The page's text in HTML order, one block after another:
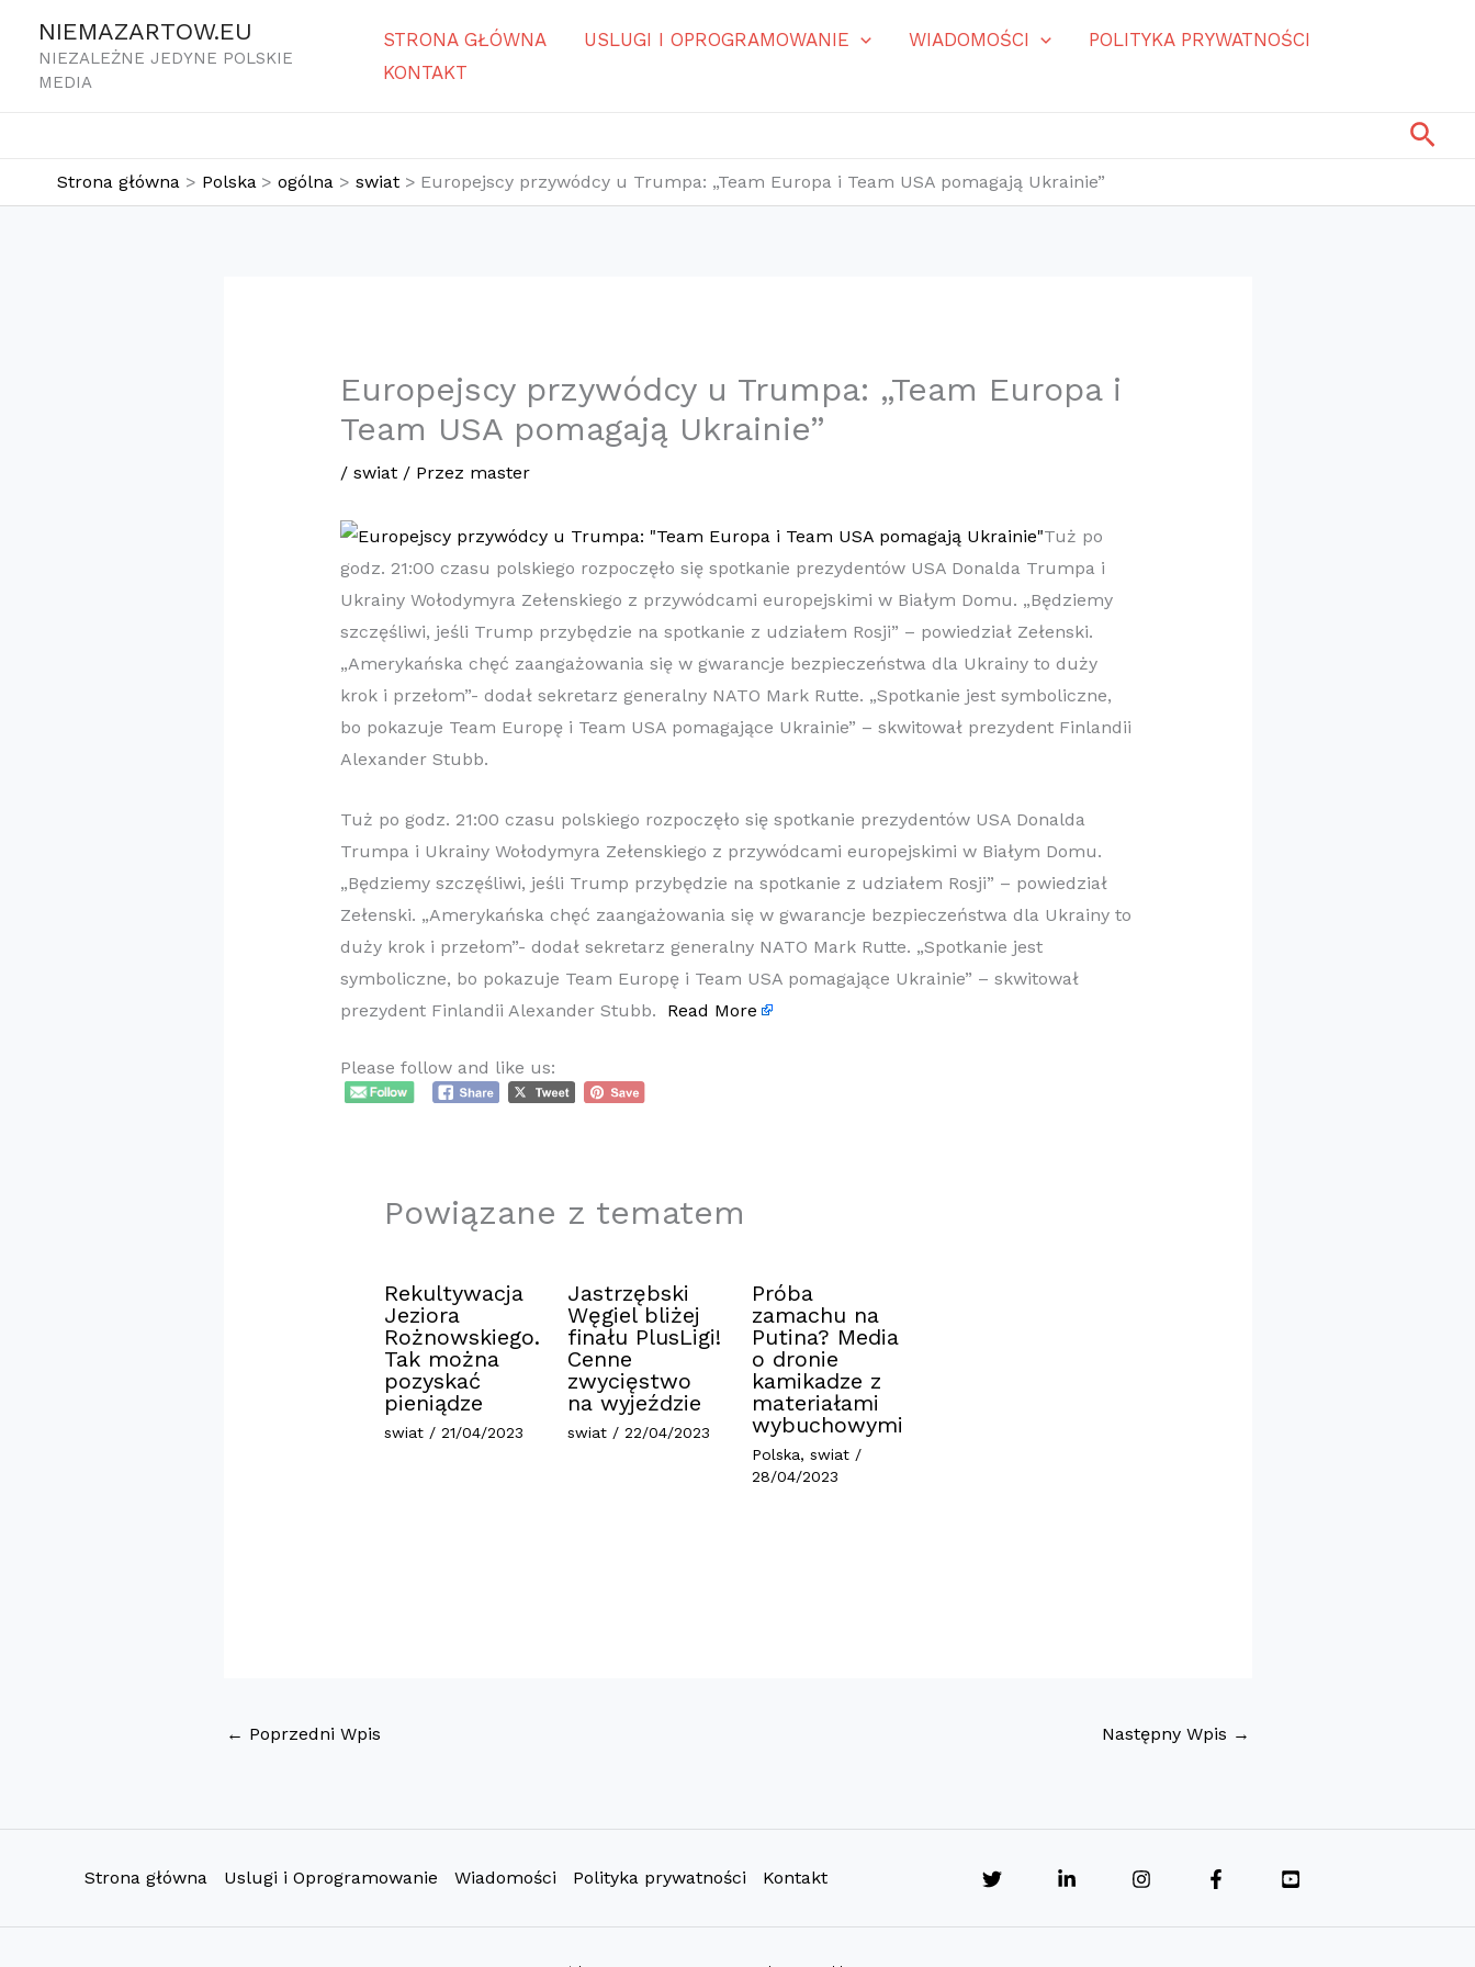
treści
NIEMAZARTOW.EU
NIEZALEŻNE JEDYNE POLSKIE
MEDIA
STRONA GŁÓWNA USLUGI I OPROGRAMOWANIE WIADOMOŚCI
POLITYKA PRYWATNOŚCI
KONTAKT
Strona główna Polska ogólna swiat Europejscy przywódcy u Trumpa: „Team Europa i Team USA pomagają Ukrainie”
Europejscy przywódcy u Trumpa: „Team Europa i
Team USA pomagają Ukrainie”
/swiat / Przez master
Tuż po
godz. 21:00 czasu polskiego rozpoczęło się spotkanie prezydentów USA Donalda Trumpa i
Ukrainy Wołodymyra Zełenskiego z przywódcami europejskimi w Białym Domu. „Będziemy
szczęśliwi, jeśli Trump przybędzie na spotkanie z udziałem Rosji” – powiedział Zełenski.
„Amerykańska chęć zaangażowania się w gwarancje bezpieczeństwa dla Ukrainy to duży
krok i przełom”- dodał sekretarz generalny NATO Mark Rutte. „Spotkanie jest symboliczne,
bo pokazuje Team Europę i Team USA pomagające Ukrainie” – skwitował prezydent Finlandii
Alexander Stubb.
Tuż po godz. 21:00 czasu polskiego rozpoczęło się spotkanie prezydentów USA Donalda
Trumpa i Ukrainy Wołodymyra Zełenskiego z przywódcami europejskimi w Białym Domu.
„Będziemy szczęśliwi, jeśli Trump przybędzie na spotkanie z udziałem Rosji” – powiedział
Zełenski. „Amerykańska chęć zaangażowania się w gwarancje bezpieczeństwa dla Ukrainy to
duży krok i przełom”- dodał sekretarz generalny NATO Mark Rutte. „Spotkanie jest
symboliczne, bo pokazuje Team Europę i Team USA pomagające Ukrainie” – skwitował
prezydent Finlandii Alexander Stubb. Read More
Please follow and like us:
Powiązane z tematem
Rekultywacja
Jeziora
Rożnowskiego.
Tak można
pozyskać
pieniądze
swiat /21/04/2023
Jastrzębski
Węgiel bliżej
finału PlusLigi!
Cenne
zwycięstwo
na wyjeździe
swiat /22/04/2023
Próba
zamachu na
Putina? Media
o dronie
kamikadze z
materiałami
wybuchowymi
Polska, swiat/
28/04/2023
← Poprzedni Wpis Następny Wpis →
Strona główna Uslugi i Oprogramowanie Wiadomości Polityka prywatności Kontakt